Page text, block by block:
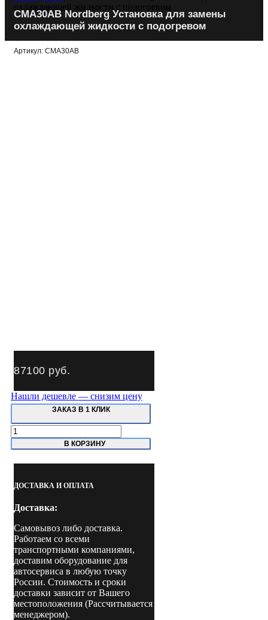
охлаждающей жидкости с подогревом
CMA30AB Nordberg Установка для замены
охлаждающей жидкости с подогревом
Артикул: CMA30AB
87100 руб.
Нашли дешевле — снизим цену
ЗАКАЗ В 1 КЛИК
Количество
товара
CMA30AB
Nordberg
для
охлаждающей
жидкости
с
подогревом
В КОРЗИНУ
ДОСТАВКА И ОПЛАТА
Доставка:
Самовывоз либо доставка.
Работаем со всеми
транспортными компаниями,
доставим оборудование для
автосервиса в любую точку
России. Стоимость и сроки
доставки зависит от Вашего
местоположения (Рассчитывается
менеджером).